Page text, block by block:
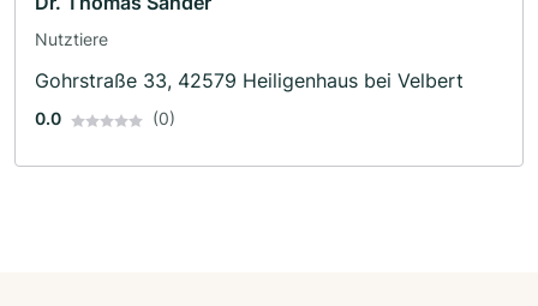
Nutztiere
Gohrstraße 33, 42579 Heiligenhaus bei Velbert
0.0 (0)